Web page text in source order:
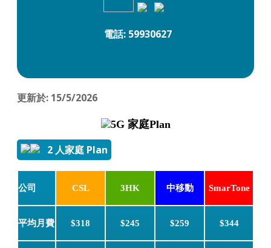
電話: 59930627
更新於: 15/5/2026
5G 家庭Plan
2 人家庭 Plan
公司 CSL 3HK 中移動 SmarTone
平均月費 $318 $245 $259 $344